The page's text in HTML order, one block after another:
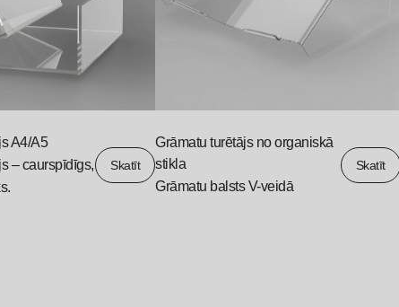
A4/A5
– caurspīdīgs,
Skatīt
Grāmatu turētājs no organiskā
stikla
Grāmatu balsts V-veidā
Skatīt